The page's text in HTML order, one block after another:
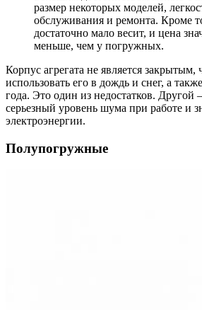
размер некоторых моделей,
обслуживания и ремонта. Кроме
достаточно мало весит, и цена
меньше, чем у погружных.
Корпус агрегата не является закрытым,
использовать его в дождь и снег, а
года. Это один из недостатков. Другой
серьезный уровень шума при работе и
электроэнергии.
Полупогружные